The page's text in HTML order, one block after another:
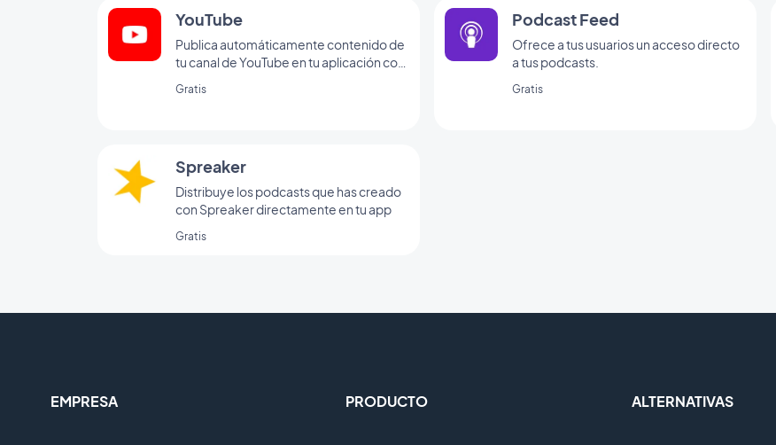
YouTube
Publica automáticamente contenido de
tu canal de YouTube en tu aplicación con
Gratis
Podcast Feed
Ofrece a tus usuarios un acceso directo
a tus podcasts.
Gratis
Spreaker
Distribuye los podcasts que has creado
con Spreaker directamente en tu app
Gratis
EMPRESA PRODUCTO ALTERNATIVAS